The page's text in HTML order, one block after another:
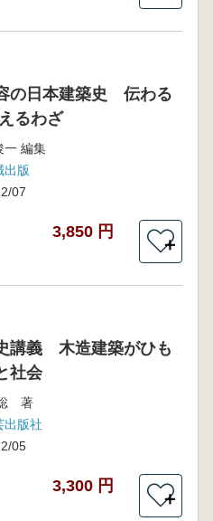
の日本建築史 伝わる
るわざ
一 編集
出版
07
3,850 円
＋
講義 木造建築がひも
社会
著
出版社
05
3,300 円
＋